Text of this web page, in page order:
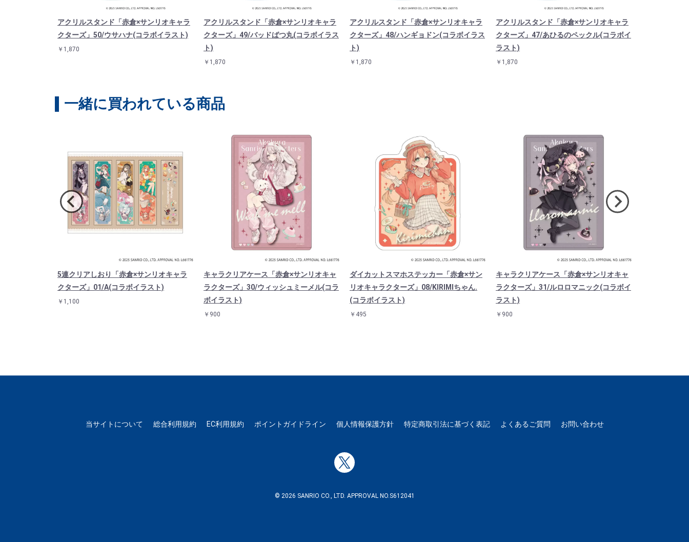
アクリルスタンド「赤倉×サンリオキャラ
クターズ」50/ウサハナ(コラボイラスト)
￥1,870
アクリルスタンド「赤倉×サンリオキャラ
クターズ」49/バッドばつ丸(コラボイラス
ト)
￥1,870
アクリルスタンド「赤倉×サンリオキャラ
クターズ」48/ハンギョドン(コラボイラス
ト)
￥1,870
アクリルスタンド「赤倉×サンリオキャラ
クターズ」47/あひるのペックル(コラボイ
ラスト)
￥1,870
一緒に買われている商品
5連クリアしおり「赤倉×サンリオキャラ
クターズ」01/A(コラボイラスト)
￥1,100
キャラクリアケース「赤倉×サンリオキャ
ラクターズ」30/ウィッシュミーメル(コラ
ボイラスト)
￥900
ダイカットスマホステッカー「赤倉×サン
リオキャラクターズ」08/KIRIMIちゃん.
(コラボイラスト)
￥495
キャラクリアケース「赤倉×サンリオキャ
ラクターズ」31/ルロロマニック(コラボイ
ラスト)
￥900
当サイトについて 総合利用規約 EC利用規約 ポイントガイドライン 個人情報保護方針 特定商取引法に基づく表記 よくあるご質問 お問い合わせ
© 2026 SANRIO CO., LTD. APPROVAL NO.S612041